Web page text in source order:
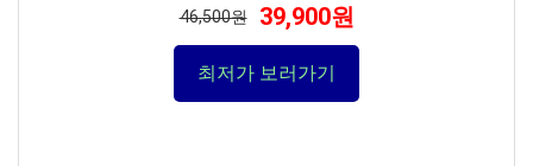
46,500원 39,900원
최저가 보러가기